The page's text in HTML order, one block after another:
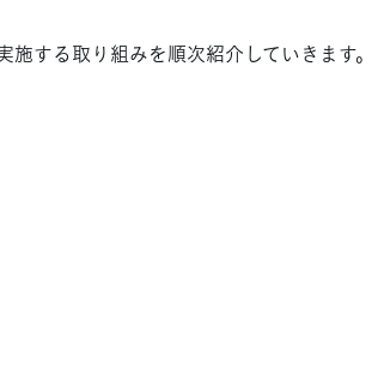
する取り組みを順次紹介していきます。